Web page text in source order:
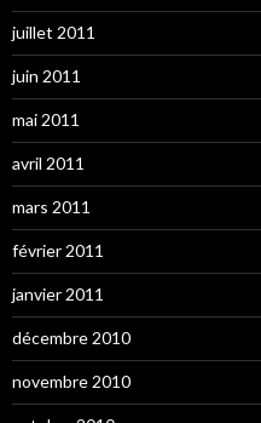
juillet 2011
juin 2011
mai 2011
avril 2011
mars 2011
février 2011
janvier 2011
décembre 2010
novembre 2010